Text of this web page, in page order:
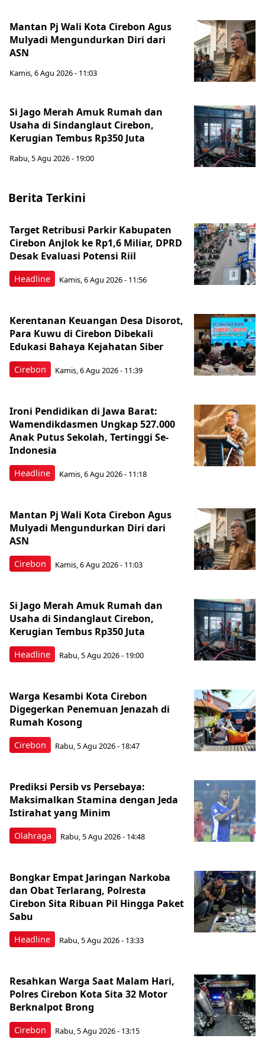
Mantan Pj Wali Kota Cirebon Agus
Mulyadi Mengundurkan Diri dari
ASN
Kamis, 6 Agu 2026 - 11:03
Si Jago Merah Amuk Rumah dan
Usaha di Sindanglaut Cirebon,
Kerugian Tembus Rp350 Juta
Rabu, 5 Agu 2026 - 19:00
Berita Terkini
Headline
Target Retribusi Parkir Kabupaten
Cirebon Anjlok ke Rp1,6 Miliar, DPRD
Desak Evaluasi Potensi Riil
Kamis, 6 Agu 2026 - 11:56
Cirebon
Kerentanan Keuangan Desa Disorot,
Para Kuwu di Cirebon Dibekali
Edukasi Bahaya Kejahatan Siber
Kamis, 6 Agu 2026 - 11:39
Headline
Ironi Pendidikan di Jawa Barat:
Wamendikdasmen Ungkap 527.000
Anak Putus Sekolah, Tertinggi Se-
Indonesia
Kamis, 6 Agu 2026 - 11:18
Cirebon
Mantan Pj Wali Kota Cirebon Agus
Mulyadi Mengundurkan Diri dari
ASN
Kamis, 6 Agu 2026 - 11:03
Headline
Si Jago Merah Amuk Rumah dan
Usaha di Sindanglaut Cirebon,
Kerugian Tembus Rp350 Juta
Rabu, 5 Agu 2026 - 19:00
Cirebon
Warga Kesambi Kota Cirebon
Digegerkan Penemuan Jenazah di
Rumah Kosong
Rabu, 5 Agu 2026 - 18:47
Olahraga
Prediksi Persib vs Persebaya:
Maksimalkan Stamina dengan Jeda
Istirahat yang Minim
Rabu, 5 Agu 2026 - 14:48
Headline
Bongkar Empat Jaringan Narkoba
dan Obat Terlarang, Polresta
Cirebon Sita Ribuan Pil Hingga Paket
Sabu
Rabu, 5 Agu 2026 - 13:33
Cirebon
Resahkan Warga Saat Malam Hari,
Polres Cirebon Kota Sita 32 Motor
Berknalpot Brong
Rabu, 5 Agu 2026 - 13:15